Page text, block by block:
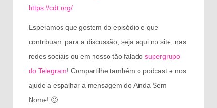
https://cdt.org/
Esperamos que gostem do episódio e que
contribuam para a discussão, seja aqui no site, nas
redes sociais ou em nosso tão falado supergrupo
do Telegram! Compartilhe também o podcast e nos
ajude a espalhar a mensagem do Ainda Sem
Nome! 🙂